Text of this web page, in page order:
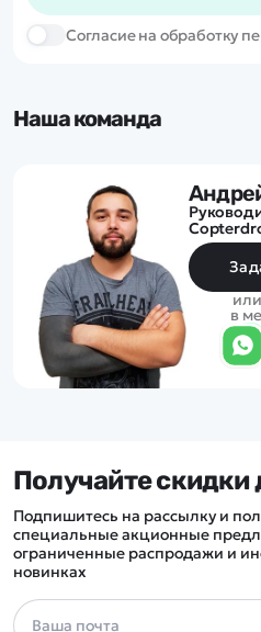
Cогласие на обработку
Наша команда
в
Получайте скидки
Подпишитесь на рассылку и
специальные акционные
ограниченные распродажи и
новинках